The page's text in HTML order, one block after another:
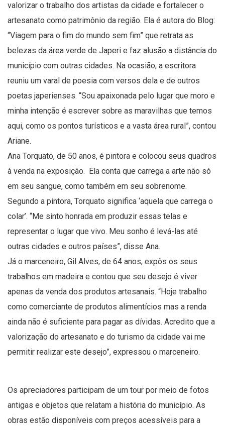
valorizar o trabalho dos artistas da cidade e fortalecer o
artesanato como patrimônio da região. Ela é autora do Blog:
“Viagem para o fim do mundo sem fim” que retrata as
belezas da área verde de Japeri e faz alusão a distância do
município com outras cidades. Na ocasião, a escritora
reuniu um varal de poesia com versos dela e de outros
poetas japerienses. “Sou apaixonada pelo lugar que moro e
minha intenção é escrever sobre as maravilhas que temos
aqui, como os pontos turísticos e a vasta área rural”, contou
Ariane.
Ana Torquato, de 50 anos, é pintora e colocou seus quadros
à venda na exposição. Ela conta que carrega a arte não só
em seu sangue, como também em seu sobrenome.
Segundo a pintora, Torquato significa ‘aquela que carrega o
colar’. “Me sinto honrada em produzir essas telas e
representar o lugar que vivo. Meu sonho é levá-las até
outras cidades e outros países”, disse Ana.
Já o marceneiro, Gil Alves, de 64 anos, expôs os seus
trabalhos em madeira e contou que seu desejo é viver
apenas da venda dos produtos artesanais. “Hoje trabalho
como comerciante de produtos alimentícios mas a renda
ainda não é suficiente para pagar as dívidas. Acredito que a
valorização do artesanato e do turismo da cidade vai me
permitir realizar este desejo”, expressou o marceneiro.
Os apreciadores participam de um tour por meio de fotos
antigas e objetos que relatam a história do município. As
obras estão disponíveis com preços acessíveis para a